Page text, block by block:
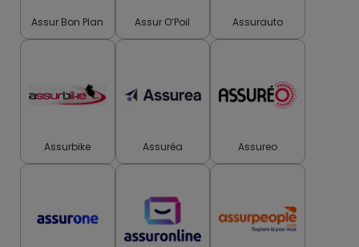
Assur Bon Plan Assur O’Poil Assurauto
Assurbike Assuréa Assureo